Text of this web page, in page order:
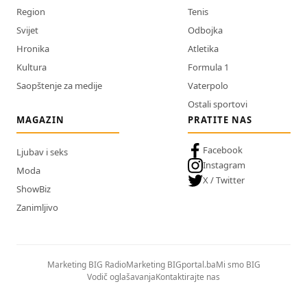
Region
Svijet
Hronika
Kultura
Saopštenje za medije
Tenis
Odbojka
Atletika
Formula 1
Vaterpolo
Ostali sportovi
MAGAZIN
Ljubav i seks
Moda
ShowBiz
Zanimljivo
PRATITE NAS
Facebook
Instagram
X / Twitter
Marketing BIG RadioMarketing BIGportal.baMi smo BIG
Vodič oglašavanjaKontaktirajte nas